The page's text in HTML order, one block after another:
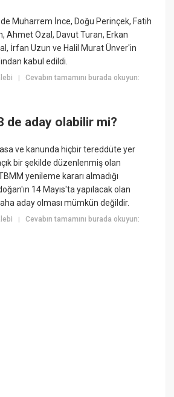
Muharrem İnce, Doğu Perinçek, Fatih
Ahmet Özal, Davut Turan, Erkan
İrfan Uzun ve Halil Murat Ünver'in
kabul edildi.
|Cevabın tamamını burada okuyun:
de aday olabilir mi?
ve kanunda hiçbir tereddüte yer
bir şekilde düzenlenmiş olan
yenileme kararı almadığı
14 Mayıs'ta yapılacak olan
aday olması mümkün değildir.
|Cevabın tamamını burada okuyun: